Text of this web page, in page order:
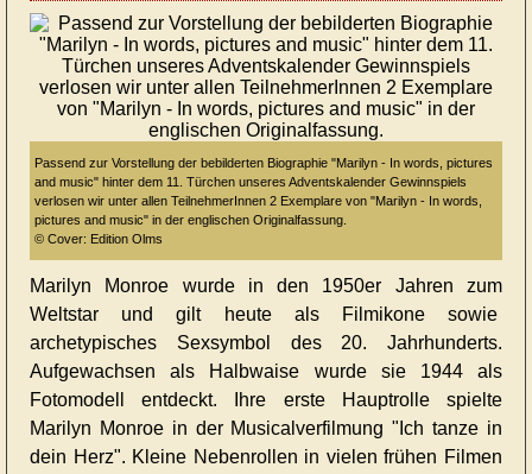
Passend zur Vorstellung der bebilderten Biographie "Marilyn - In words, pictures
and music" hinter dem 11. Türchen unseres Adventskalender Gewinnspiels
verlosen wir unter allen TeilnehmerInnen 2 Exemplare von "Marilyn - In words,
pictures and music" in der englischen Originalfassung.
© Cover: Edition Olms
Marilyn Monroe wurde in den 1950er Jahren zum
Weltstar und gilt heute als Filmikone sowie
archetypisches Sexsymbol des 20. Jahrhunderts.
Aufgewachsen als Halbwaise wurde sie 1944 als
Fotomodell entdeckt. Ihre erste Hauptrolle spielte
Marilyn Monroe in der Musicalverfilmung "Ich tanze in
dein Herz". Kleine Nebenrollen in vielen frühen Filmen